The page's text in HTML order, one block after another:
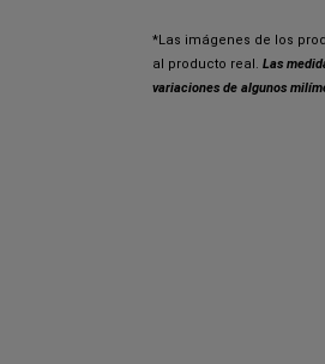
*Las imágenes de los
al producto real. Las
variaciones de algunos